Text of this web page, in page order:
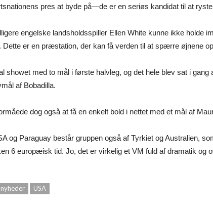
pres at byde på—de er en seriøs kandidat til at ryste
engelske landsholdsspiller Ellen White kunne ikke holde
Dette er en præstation, der kan få verden til at spærre øjnene
showet med to mål i første halvleg, og det hele blev sat i
af Bobadilla.
dog også at få en enkelt bold i nettet med et mål af
og Paraguay består gruppen også af Tyrkiet og Australien,
6 europæisk tid. Jo, det er virkelig et VM fuld af dramatik og
USA